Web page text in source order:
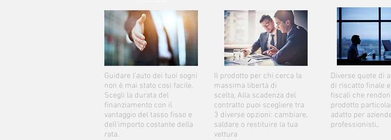
Guidare l'auto dei tuoi sogni
non è mai stato così facile.
Scegli la durata del
finanziamento con il
vantaggio del tasso fisso e
dell’importo costante della
rata.
Il prodotto per chi cerca la
massima libertà di
scelta, Alla scadenza del
contratto puoi scegliere tra
3 diverse opzioni: cambiare,
saldare o restituire la tua
vettura
Diverse quote di
di riscatto finale
fiscali che
prodotto
adatto per
professionisti,.